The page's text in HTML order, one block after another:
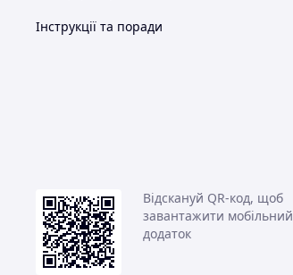
Інструкції та поради
Відскануй QR-код, щоб
завантажити мобільний
додаток